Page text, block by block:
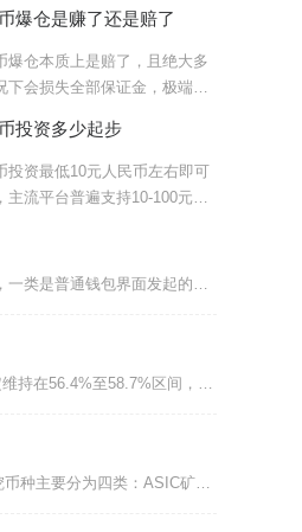
爆仓是赚了还是赔了
爆仓本质上是赔了，且绝大多
下会损失全部保证金，极端情
投资多少起步
投资最低10元人民币左右即可
主流平台普遍支持10-100元小
以太坊transfer交易分为两类，一类是普通钱包界面发起的ETH原生转账，另一类是调用智
当前比特币整体市场份额稳定维持在56.4%至58.7%区间，不同行情数据平台统计数值存在小
除比特币外，2026年主流可挖币种主要分为四类：ASIC矿机适配的莱特币与狗狗币、GPU矿